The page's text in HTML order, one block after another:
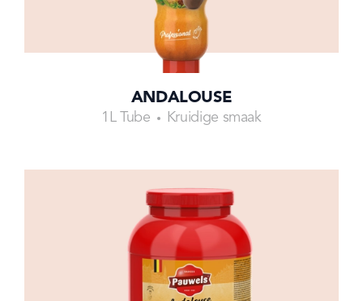
ANDALOUSE
1L Tube Kruidige smaak